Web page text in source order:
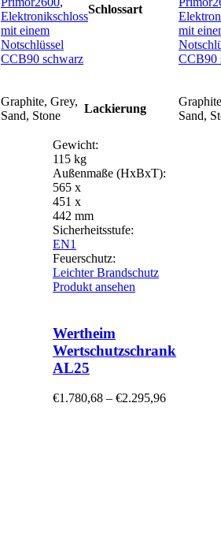
Elektronikschloss
mit einem
Notschlüssel
CCB90 schwarz
Graphite, Grey,
Sand, Stone
Schlossart
mit
CCB90
Lackierung
Sand,
Gewicht:
115 kg
Außenmaße (HxBxT):
565 x
451 x
442 mm
Sicherheitsstufe:
EN1
Feuerschutz:
Leichter Brandschutz
Produkt ansehen
Wertheim
Wertschutzschrank
AL25
€1.780,68 – €2.295,96